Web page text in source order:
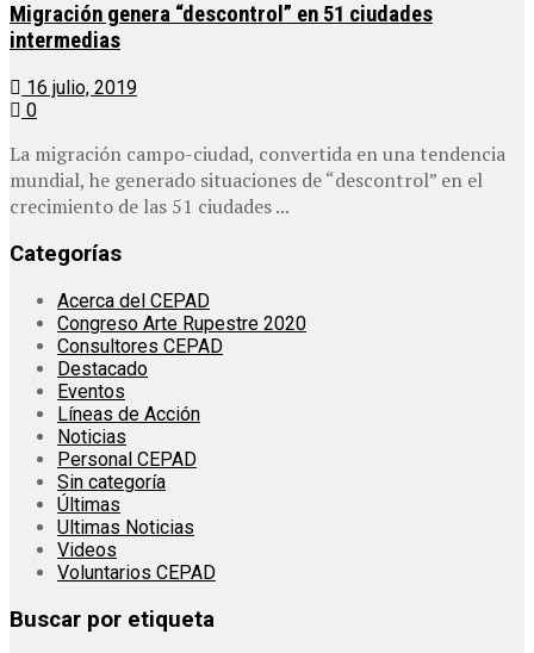
Migración genera “descontrol” en 51 ciudades
intermedias
16 julio, 2019
0
La migración campo-ciudad, convertida en una tendencia
mundial, he generado situaciones de “descontrol” en el
crecimiento de las 51 ciudades ...
Categorías
Acerca del CEPAD
Congreso Arte Rupestre 2020
Consultores CEPAD
Destacado
Eventos
Líneas de Acción
Noticias
Personal CEPAD
Sin categoría
Últimas
Ultimas Noticias
Videos
Voluntarios CEPAD
Buscar por etiqueta